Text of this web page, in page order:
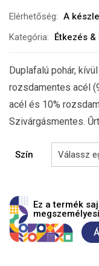
Elérhetőség: A
Kategória:
Étkezés &
Duplafalú pohár,
rozsdamentes acél
acél és 10%
Szivárgásmentes.
Szín
Ez a termék